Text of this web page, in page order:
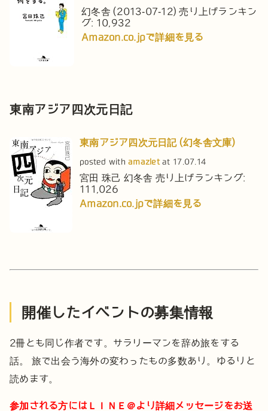
幻冬舎 (2013-07-12) 売り上げランキン
グ: 10,932
Amazon.co.jpで詳細を見る
東南アジア四次元日記
東南アジア四次元日記 (幻冬舎文庫)
posted withamazletat 17.07.14
宮田 珠己 幻冬舎 売り上げランキング:
111,026
Amazon.co.jpで詳細を見る
開催したイベントの募集情報
2冊とも同じ作者です。サラリーマンを辞め旅をする
話。
旅で出会う海外の変わったもの多数あり。ゆるりと
読めます。
参加される方にはＬＩＮＥ＠より詳細メッセージをお送